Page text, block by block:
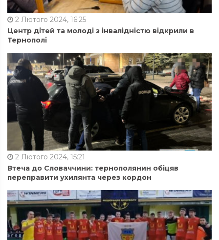
2 Лютого 2024, 16:25
Центр дітей та молоді з інвалідністю відкрили в
Тернополі
2 Лютого 2024, 15:21
Втеча до Словаччини: тернополянин обіцяв
переправити ухилянта через кордон